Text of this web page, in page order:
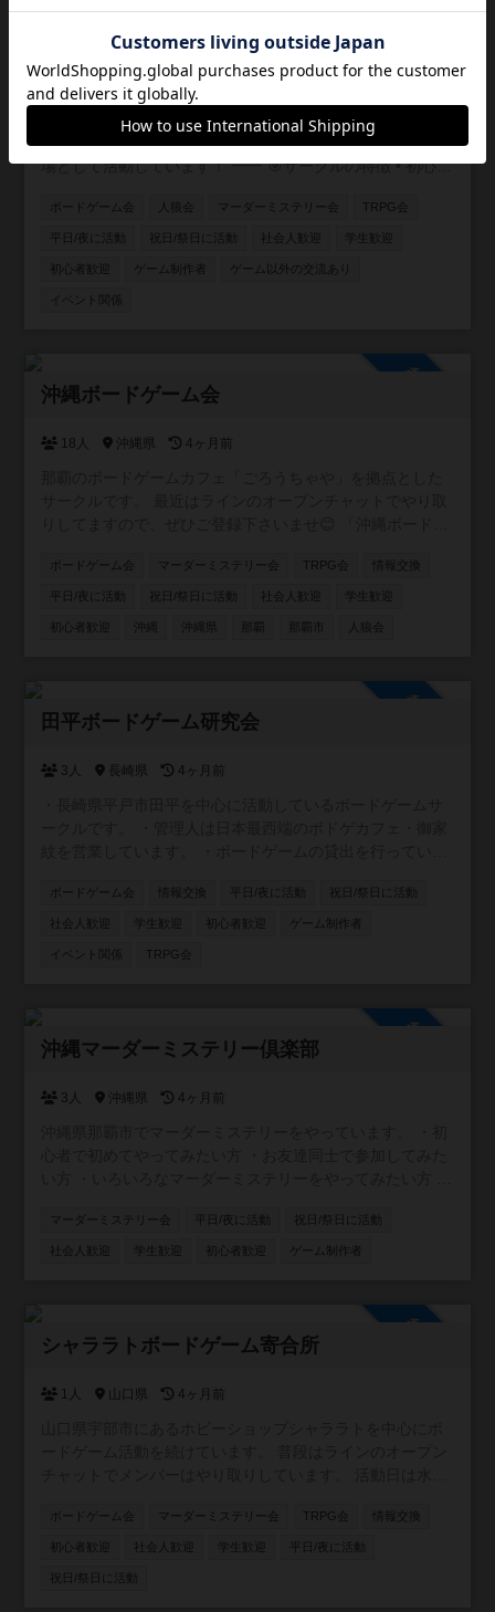
ける方を募集しています！ ご不明な点等ございましたらお
問い合わせください。 検索からでもお気軽にご連絡お待ち
新宿ポーカーサークル
1人 東京都 4ヶ月前
こんにちは！ 新宿エリアで活動しているポーカーサークル
です🃏 20〜40代中心に、気軽にポーカーを楽しめる交流の
場として活動しています！ ⸻ 🎯サークルの特徴 • 初心
らテーブルマナーまで丁寧にサポートします✨ アプリで
しかやったことない方も多く来られます • 成績を自社開発
ます！ • フレンドリーな雰囲気で、友達作りにも最適🎉
ボードゲーム会 人狼会 マーダーミステリー会 TRPG会
平日/夜に活動 祝日/祭日に活動 社会人歓迎 学生歓迎
初心者歓迎 ゲーム制作者 ゲーム以外の交流あり
イベント関係
沖縄ボードゲーム会
18人 沖縄県 4ヶ月前
ードゲームに興味を持ち始めた方 ・重ゲーが大好きな方 ・
大人数で遊べる環境ではない方 ・いろいろなゲームを遊び
ボードゲーム会 マーダーミステリー会 TRPG会 情報交換
平日/夜に活動 祝日/祭日に活動 社会人歓迎 学生歓迎
初心者歓迎 沖縄 沖縄県 那覇市 人狼会
田平ボードゲーム研究会
3人 長崎県 4ヶ月前
夜@ライダーズカフェGGさん でボドゲ会の開催 ・
instagramアカウントはこちら↓
ボードゲーム会 情報交換 平日/夜に活動 祝日/祭日に活動
社会人歓迎 学生歓迎 初心者歓迎 ゲーム制作者
イベント関係 TRPG会
沖縄マーダーミステリー倶楽部
3人 沖縄県 4ヶ月前
マーダーミステリーが興味あれば是非参加してください！
マーダーミステリー会 平日/夜に活動 祝日/祭日に活動
社会人歓迎 学生歓迎 初心者歓迎 ゲーム制作者
シャララトボードゲーム寄合所
1人 山口県 4ヶ月前
お願いします。
ボードゲーム会 マーダーミステリー会 TRPG会 情報交換
初心者歓迎 社会人歓迎 学生歓迎 平日/夜に活動
祝日/祭日に活動